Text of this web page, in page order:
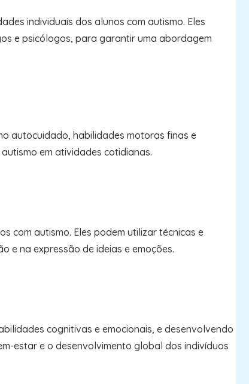
individuais dos alunos com autismo. Eles
e psicólogos, para garantir uma abordagem
autocuidado, habilidades motoras finas e
em atividades cotidianas.
com autismo. Eles podem utilizar técnicas e
e na expressão de ideias e emoções.
cognitivas e emocionais, e desenvolvendo
estar e o desenvolvimento global dos indivíduos